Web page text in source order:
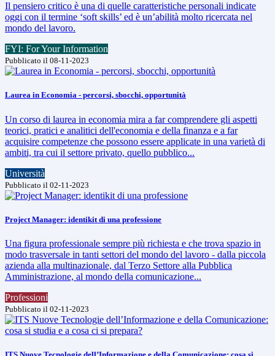
Il pensiero critico è una di quelle caratteristiche personali indicate
oggi con il termine ‘soft skills’ ed è un’abilità molto ricercata nel
mondo del lavoro.
FYI: For Your Information
Pubblicato il 08-11-2023
Laurea in Economia - percorsi, sbocchi, opportunità
Un corso di laurea in economia mira a far comprendere gli aspetti
teorici, pratici e analitici dell'economia e della finanza e a far
acquisire competenze che possono essere applicate in una varietà di
ambiti, tra cui il settore privato, quello pubblico...
Università
Pubblicato il 02-11-2023
Project Manager: identikit di una professione
Una figura professionale sempre più richiesta e che trova spazio in
modo trasversale in tanti settori del mondo del lavoro - dalla piccola
azienda alla multinazionale, dal Terzo Settore alla Pubblica
Amministrazione, al mondo della comunicazione...
Professioni
Pubblicato il 02-11-2023